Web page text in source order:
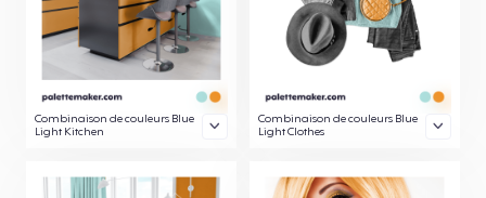
Combinaison de couleurs Blue
Light Kitchen
Combinaison de couleurs Blue
Light Clothes